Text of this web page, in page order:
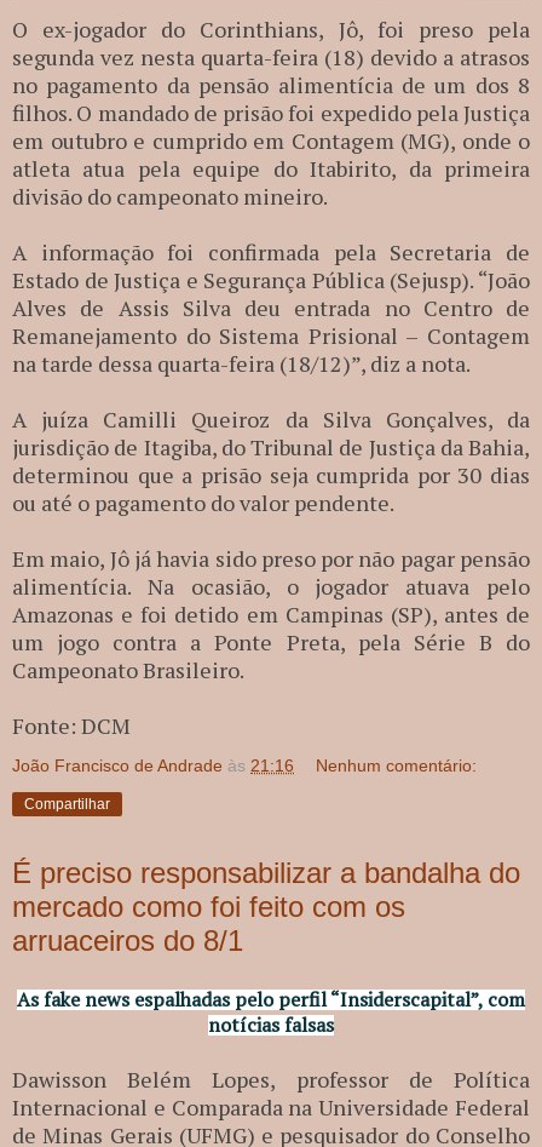
O ex-jogador do Corinthians, Jô, foi preso pela
segunda vez nesta quarta-feira (18) devido a atrasos
no pagamento da pensão alimentícia de um dos 8
filhos. O mandado de prisão foi expedido pela Justiça
em outubro e cumprido em Contagem (MG), onde o
atleta atua pela equipe do Itabirito, da primeira
divisão do campeonato mineiro.
A informação foi confirmada pela Secretaria de
Estado de Justiça e Segurança Pública (Sejusp). “João
Alves de Assis Silva deu entrada no Centro de
Remanejamento do Sistema Prisional – Contagem
na tarde dessa quarta-feira (18/12)”, diz a nota.
A juíza Camilli Queiroz da Silva Gonçalves, da
jurisdição de Itagiba, do Tribunal de Justiça da Bahia,
determinou que a prisão seja cumprida por 30 dias
ou até o pagamento do valor pendente.
Em maio, Jô já havia sido preso por não pagar pensão
alimentícia. Na ocasião, o jogador atuava pelo
Amazonas e foi detido em Campinas (SP), antes de
um jogo contra a Ponte Preta, pela Série B do
Campeonato Brasileiro.
Fonte: DCM
João Francisco de Andrade às 21:16 Nenhum comentário:
Compartilhar
É preciso responsabilizar a bandalha do
mercado como foi feito com os
arruaceiros do 8/1
As fake news espalhadas pelo perfil “Insiderscapital”, com
notícias falsas
Dawisson Belém Lopes, professor de Política
Internacional e Comparada na Universidade Federal
de Minas Gerais (UFMG) e pesquisador do Conselho